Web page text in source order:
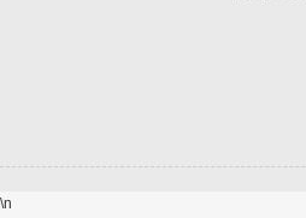
\n